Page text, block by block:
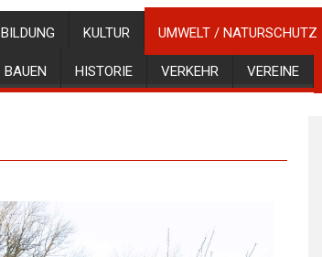
BILDUNG KULTUR UMWELT / NATURSCHUTZ
BAUEN HISTORIE VERKEHR VEREINE